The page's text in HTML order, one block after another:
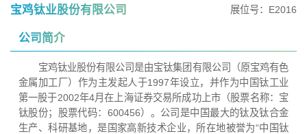
宝鸡钛业股份有限公司 展位号：E2016
公司简介
宝鸡钛业股份有限公司是由宝钛集团有限公司（原宝鸡有色
金属加工厂）作为主发起人于1997年设立，并作为中国钛工业
第一股于2002年4月在上海证券交易所成功上市（股票名称：宝
钛股份；股票代码：600456）。公司是中国最大的钛及钛合金
生产、科研基地，是国家高新技术企业，所在地被誉为“中国钛